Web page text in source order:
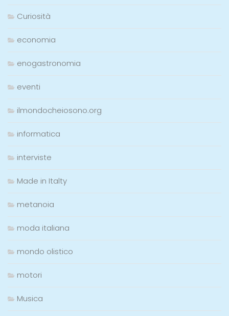
Curiosità
economia
enogastronomia
eventi
ilmondocheiosono.org
informatica
interviste
Made in Italty
metanoia
moda italiana
mondo olistico
motori
Musica